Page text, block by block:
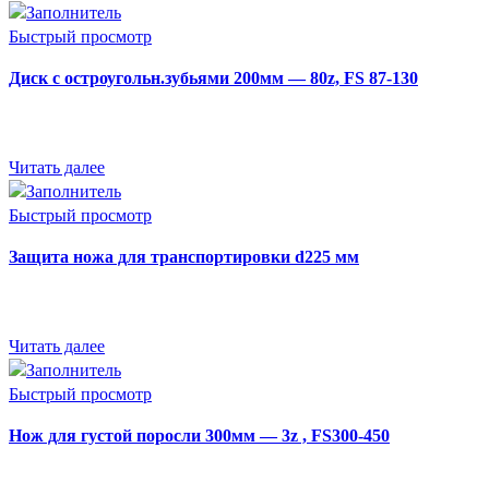
Быстрый просмотр
Диск с остроугольн.зубьями 200мм — 80z, FS 87-130
Читать далее
Быстрый просмотр
Защита ножа для транспортировки d225 мм
Читать далее
Быстрый просмотр
Нож для густой поросли 300мм — 3z , FS300-450